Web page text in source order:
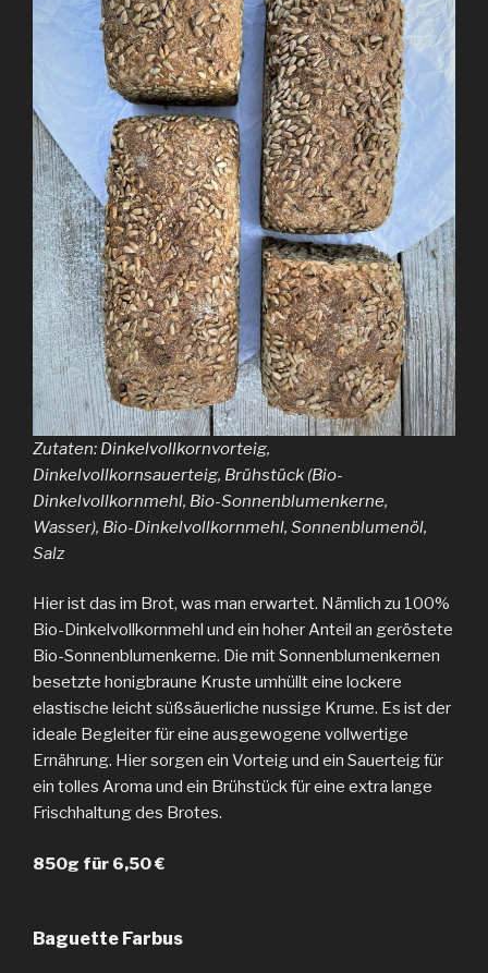
Zutaten: Dinkelvollkornvorteig,
Dinkelvollkornsauerteig, Brühstück (Bio-
Dinkelvollkornmehl, Bio-Sonnenblumenkerne,
Wasser), Bio-Dinkelvollkornmehl, Sonnenblumenöl,
Salz
Hier ist das im Brot, was man erwartet. Nämlich zu 100%
Bio-Dinkelvollkornmehl und ein hoher Anteil an geröstete
Bio-Sonnenblumenkerne. Die mit Sonnenblumenkernen
besetzte honigbraune Kruste umhüllt eine lockere
elastische leicht süßsäuerliche nussige Krume. Es ist der
ideale Begleiter für eine ausgewogene vollwertige
Ernährung. Hier sorgen ein Vorteig und ein Sauerteig für
ein tolles Aroma und ein Brühstück für eine extra lange
Frischhaltung des Brotes.
850g für 6,50 €
Baguette Farbus